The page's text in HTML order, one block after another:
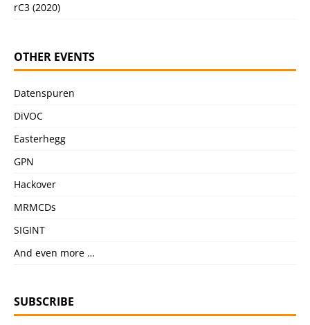
rC3 (2020)
OTHER EVENTS
Datenspuren
DiVOC
Easterhegg
GPN
Hackover
MRMCDs
SIGINT
And even more …
SUBSCRIBE